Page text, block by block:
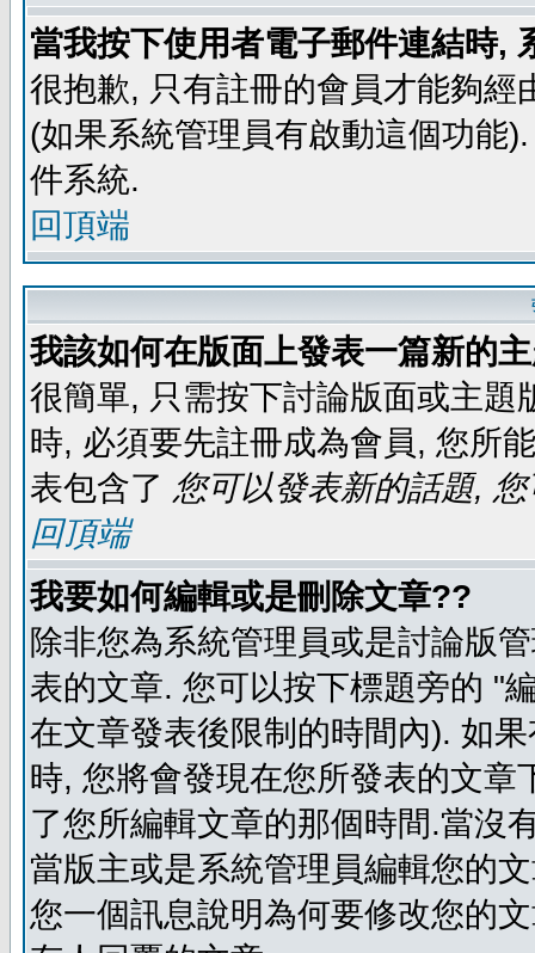
當我按下使用者電子郵件連結時,
很抱歉, 只有註冊的會員才能夠
(如果系統管理員有啟動這個功能
件系統.
回頂端
我該如何在版面上發表一篇新的
很簡單, 只需按下討論版面或主
時, 必須要先註冊成為會員, 您所
表包含了 您可以發表新的話題,
回頂端
我要如何編輯或是刪除文章??
除非您為系統管理員或是討論版
表的文章. 您可以按下標題旁的 "
在文章發表後限制的時間內). 如
時, 您將會發現在您所發表的文
了您所編輯文章的那個時間.當沒
當版主或是系統管理員編輯您的
您一個訊息說明為何要修改您的